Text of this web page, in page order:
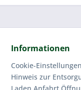
Informationen
Cookie-Einstellungen
Hinweis zur
Laden Anfahrt